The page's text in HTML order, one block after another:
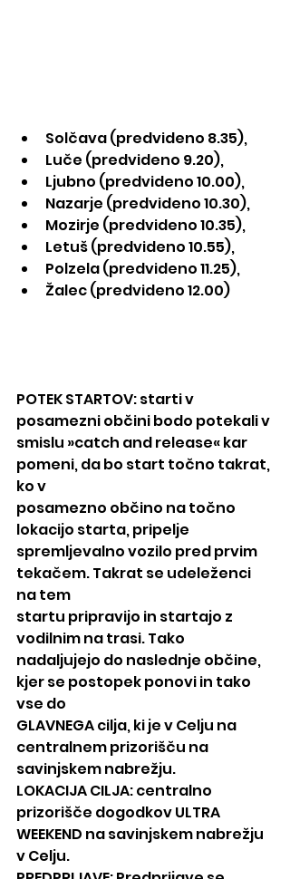
Solčava (predvideno 8.35),
Luče (predvideno 9.20),
Ljubno (predvideno 10.00),
Nazarje (predvideno 10.30),
Mozirje (predvideno 10.35),
Letuš (predvideno 10.55),
Polzela (predvideno 11.25),
Žalec (predvideno 12.00)
POTEK STARTOV: starti v
posamezni občini bodo potekali v
smislu »catch and release« kar
pomeni, da bo start točno takrat,
ko v
posamezno občino na točno
lokacijo starta, pripelje
spremljevalno vozilo pred prvim
tekačem. Takrat se udeleženci
na tem
startu pripravijo in startajo z
vodilnim na trasi. Tako
nadaljujejo do naslednje občine,
kjer se postopek ponovi in tako
vse do
GLAVNEGA cilja, ki je v Celju na
centralnem prizorišču na
savinjskem nabrežju.
LOKACIJA CILJA: centralno
prizorišče dogodkov ULTRA
WEEKEND na savinjskem nabrežju
v Celju.